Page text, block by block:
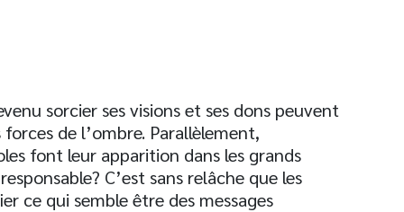
sorcier ses visions et ses dons peuvent
de l’ombre. Parallèlement,
font leur apparition dans les grands
C’est sans relâche que les
ce qui semble être des messages